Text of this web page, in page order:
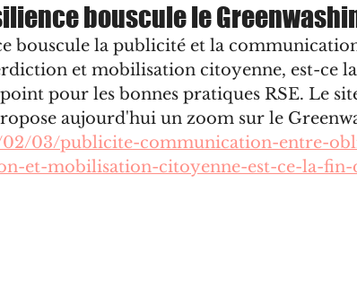
bouscule le
bouscule la publicité et la
et mobilisation citoyenne, est-ce
pour les bonnes pratiques RSE. Le
aujourd'hui un zoom sur le
02/03/publicite-communication-entre-
et-mobilisation-citoyenne-est-ce-la-